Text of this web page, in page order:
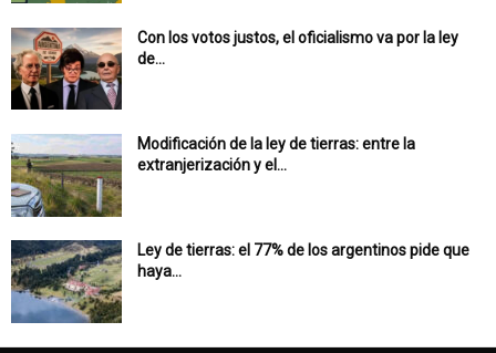
Con los votos justos, el oficialismo va por la ley
de...
Modificación de la ley de tierras: entre la
extranjerización y el...
Ley de tierras: el 77% de los argentinos pide que
haya...